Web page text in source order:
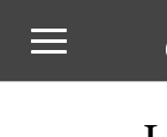
Noticias